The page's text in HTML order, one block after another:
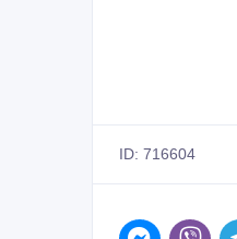
ID: 716604